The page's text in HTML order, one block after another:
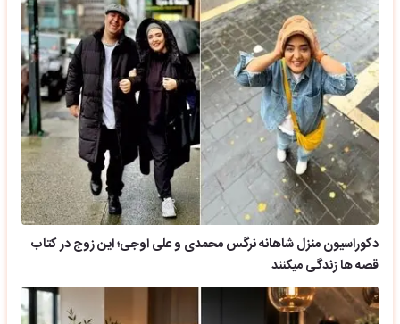
دکوراسیون منزل شاهانه نرگس محمدی و علی اوجی؛ این زوج در کتاب
قصه ها زندگی میکنند